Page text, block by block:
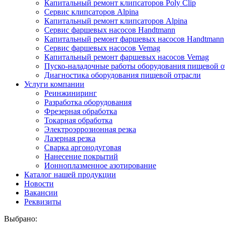
Капитальный ремонт клипсаторов Poly Clip
Сервис клипсаторов Alpina
Капитальный ремонт клипсаторов Alpina
Сервис фаршевых насосов Handtmann
Капитальный ремонт фаршевых насосов Handtmann
Сервис фаршевых насосов Vemag
Капитальный ремонт фаршевых насосов Vemag
Пуско-наладочные работы оборудования пищевой
Диагностика оборудования пищевой отрасли
Услуги компании
Реинжиниринг
Разработка оборудования
Фрезерная обработка
Токарная обработка
Электроэррозионная резка
Лазерная резка
Сварка аргонодуговая
Нанесение покрытий
Ионноплазменное азотирование
Каталог нашей продукции
Новости
Вакансии
Реквизиты
Выбрано: